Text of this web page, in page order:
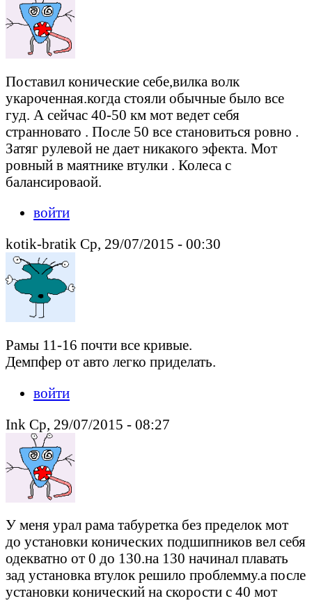
Поставил конические себе,вилка волк
укароченная.когда стояли обычные было все
гуд. А сейчас 40-50 км мот ведет себя
странновато . После 50 все становиться ровно .
Затяг рулевой не дает никакого эфекта. Мот
ровный в маятнике втулки . Колеса с
балансироваой.
войти
kotik-bratik Ср, 29/07/2015 - 00:30
Рамы 11-16 почти все кривые.
Демпфер от авто легко приделать.
войти
Ink Ср, 29/07/2015 - 08:27
У меня урал рама табуретка без пределок мот
до установки конических подшипников вел себя
одекватно от 0 до 130.на 130 начинал плавать
зад установка втулок решило проблемму.а после
установки конический на скорости с 40 мот